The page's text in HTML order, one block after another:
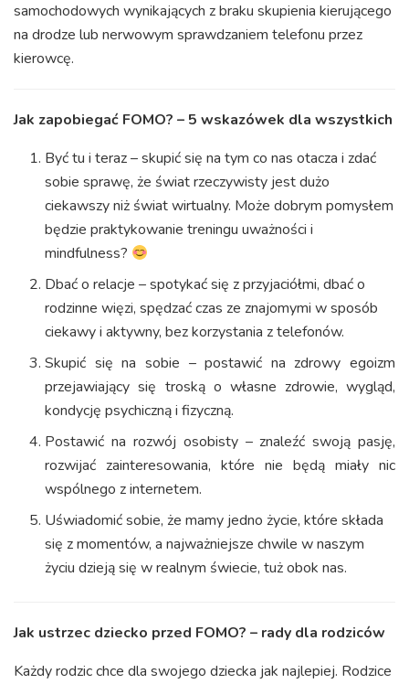
samochodowych wynikających z braku skupienia kierującego
na drodze lub nerwowym sprawdzaniem telefonu przez
kierowcę.
Jak zapobiegać FOMO? – 5 wskazówek dla wszystkich
Być tu i teraz – skupić się na tym co nas otacza i zdać
sobie sprawę, że świat rzeczywisty jest dużo
ciekawszy niż świat wirtualny. Może dobrym pomysłem
będzie praktykowanie treningu uważności i
mindfulness?
Dbać o relacje – spotykać się z przyjaciółmi, dbać o
rodzinne więzi, spędzać czas ze znajomymi w sposób
ciekawy i aktywny, bez korzystania z telefonów.
Skupić się na sobie – postawić na zdrowy egoizm
przejawiający się troską o własne zdrowie, wygląd,
kondycję psychiczną i fizyczną.
Postawić na rozwój osobisty – znaleźć swoją pasję,
rozwijać zainteresowania, które nie będą miały nic
wspólnego z internetem.
Uświadomić sobie, że mamy jedno życie, które składa
się z momentów, a najważniejsze chwile w naszym
życiu dzieją się w realnym świecie, tuż obok nas.
Jak ustrzec dziecko przed FOMO? – rady dla rodziców
Każdy rodzic chce dla swojego dziecka jak najlepiej. Rodzice